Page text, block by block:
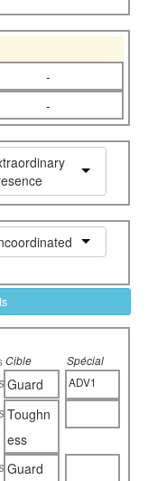
-
-
Cible Spécial
Guard ADV1
Toughn
ess
Guard